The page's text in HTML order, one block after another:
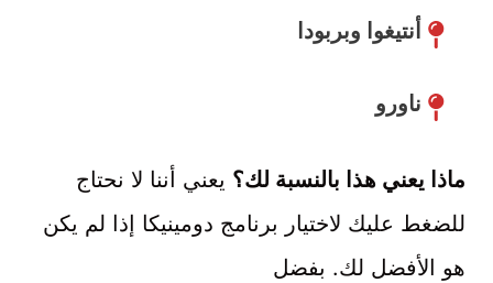
أنتيغوا وبربودا
ناورو
ماذا يعني هذا بالنسبة لك؟ يعني أننا لا نحتاج
للضغط عليك لاختيار برنامج دومينيكا إذا لم يكن
هو الأفضل لك. بفضل